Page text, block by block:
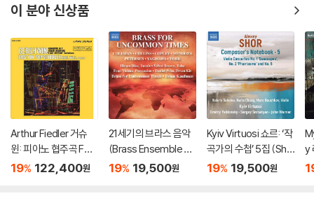
of Mtsensk District)
o No.1)
이 분야 신상품
Arthur Fiedler 거슈
윈: 피아노 협주곡 F장
조 (Gershwin: Conc
19% 122,400원
21세기의 브라스 음악
(Brass Ensemble M
usic - 21st Century)
19% 19,500원
Kyiv Virtuosi 쇼르: ‘작
곡가의 수첩’ 5집 (Sho
r: Composer’s Note
19% 19,500원
y